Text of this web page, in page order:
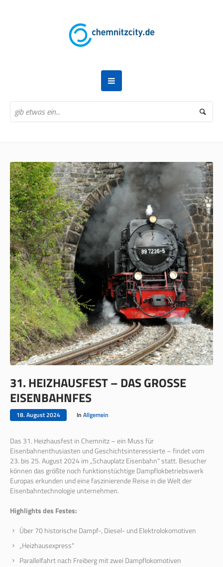
31. HEIZHAUSFEST – DAS GROSSE E
ISENBAHNFES
18. August 2024 In Allgemein
Das 31. Heizhausfest in Chemnitz – ein Muss für
Eisenbahnenthusiasten und Geschichtsinteressierte – findet vom
23. bis 25. August 2024 im „Schauplatz Eisenbahn“ statt. Besucher
können das größte noch funktionstüchtige Dampflokbetriebswerk
Europas erkunden und eine faszinierende Reise in die Welt der
Eisenbahntechnologie unternehmen.
Highlights des Festes:
Über 70 historische Dampf-, Diesel- und Elektrolokomotiven
„Heizhausexpress“
Parallelfahrt nach Freiberg mit zwei Dampflokomotiven